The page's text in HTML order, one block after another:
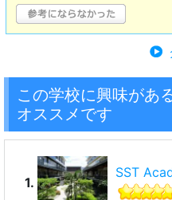
この学校に興味があ
オススメです
1.
SST